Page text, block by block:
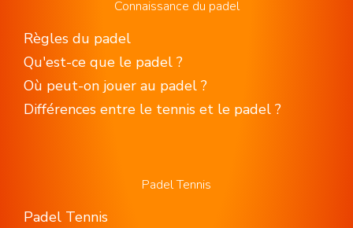
Connaissance du padel
Règles du padel
Qu'est-ce que le padel ?
Où peut-on jouer au padel ?
Différences entre le tennis et le padel ?
Padel Tennis
Padel Tennis